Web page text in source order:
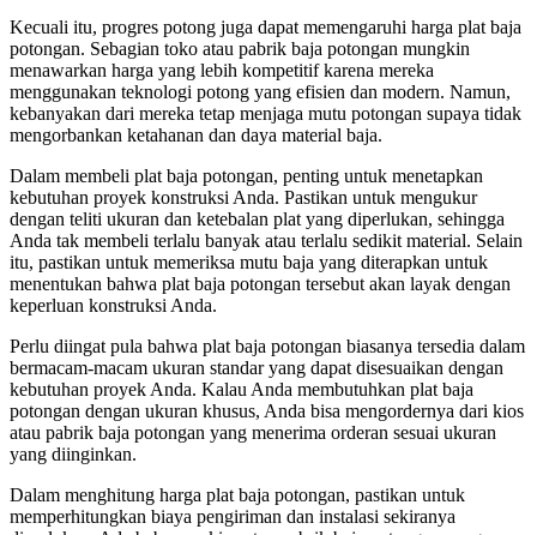
Kecuali itu, progres potong juga dapat memengaruhi harga plat baja
potongan. Sebagian toko atau pabrik baja potongan mungkin
menawarkan harga yang lebih kompetitif karena mereka
menggunakan teknologi potong yang efisien dan modern. Namun,
kebanyakan dari mereka tetap menjaga mutu potongan supaya tidak
mengorbankan ketahanan dan daya material baja.
Dalam membeli plat baja potongan, penting untuk menetapkan
kebutuhan proyek konstruksi Anda. Pastikan untuk mengukur
dengan teliti ukuran dan ketebalan plat yang diperlukan, sehingga
Anda tak membeli terlalu banyak atau terlalu sedikit material. Selain
itu, pastikan untuk memeriksa mutu baja yang diterapkan untuk
menentukan bahwa plat baja potongan tersebut akan layak dengan
keperluan konstruksi Anda.
Perlu diingat pula bahwa plat baja potongan biasanya tersedia dalam
bermacam-macam ukuran standar yang dapat disesuaikan dengan
kebutuhan proyek Anda. Kalau Anda membutuhkan plat baja
potongan dengan ukuran khusus, Anda bisa mengordernya dari kios
atau pabrik baja potongan yang menerima orderan sesuai ukuran
yang diinginkan.
Dalam menghitung harga plat baja potongan, pastikan untuk
memperhitungkan biaya pengiriman dan instalasi sekiranya